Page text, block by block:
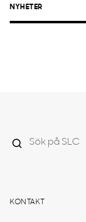
NYHETER
KONTAKT